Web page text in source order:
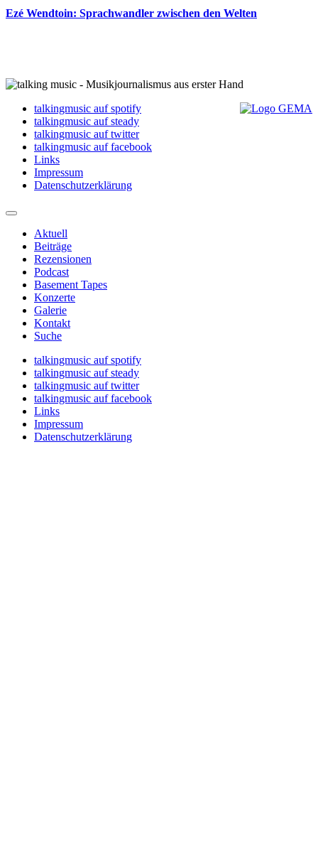
Ezé Wendtoin: Sprachwandler zwischen den Welten
talkingmusic auf spotify
talkingmusic auf steady
talkingmusic auf twitter
talkingmusic auf facebook
Links
Impressum
Datenschutzerklärung
Aktuell
Beiträge
Rezensionen
Podcast
Basement Tapes
Konzerte
Galerie
Kontakt
Suche
talkingmusic auf spotify
talkingmusic auf steady
talkingmusic auf twitter
talkingmusic auf facebook
Links
Impressum
Datenschutzerklärung